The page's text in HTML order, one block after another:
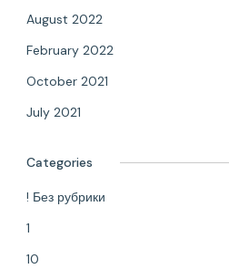
August 2022
February 2022
October 2021
July 2021
Categories
! Без рубрики
1
10